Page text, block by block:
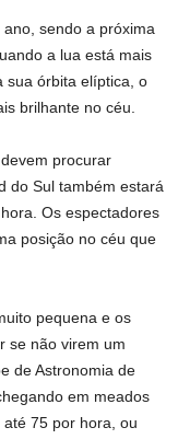
sendo a próxima
a lua está mais
sua órbita elíptica, o
brilhante no céu.
procurar
do Sul também estará
Os espectadores
posição no céu que
pequena e os
se não virem um
de Astronomia de
em meados
75 por hora, ou